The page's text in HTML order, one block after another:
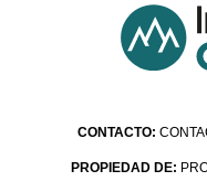
CONTACTO:
PROPIEDAD DE: